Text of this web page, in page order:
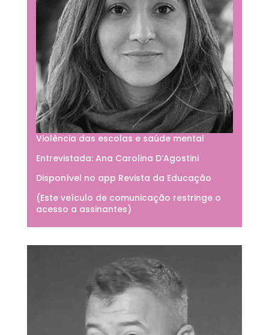
Violência das escolas e saúde mental
Entrevistada: Ana Carolina D’Agostini
Disponível no app Revista da Educação
(Este veículo de comunicação restringe o
acesso a assinantes)